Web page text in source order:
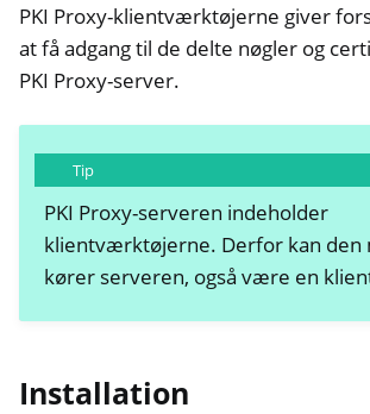
PKI Proxy-klientværktøjerne giver
at få adgang til de delte nøgler og
PKI Proxy-server.
Tip
PKI Proxy-serveren indeholder
klientværktøjerne. Derfor kan den
kører serveren, også være en
Installation